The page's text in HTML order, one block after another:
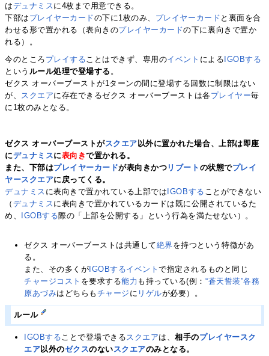
はデュナミス に4枚まで用意できる。
下部は プレイヤーカードの下に1枚のみ、 プレイヤーカード と裏面を合
わせる形で置かれる（表向きのプレイヤーカードの下に裏向きで置か
れる）。
今のところ プレイする ことはできず、専用のイベント によるIGOBする
という ルール処理で登場する 。
ゼクス オーバーブーストが1ターンの間に登場する回数に制限はない
が、
スクエアに存在できるゼクス オーバーブーストは各プレイヤー毎
に1枚のみとなる。
ゼクス オーバーブーストがスクエア 以外に置かれた場合、上部は即座
にデュナミスに表向きで置かれる。
また、下部はプレイヤーカードが表向きかつ リブート の状態でプレイ
ヤースクエアに戻ってくる。
デュナミス に表向きで置かれている上部ではIGOBする ことができない
（ デュナミス に表向きで置かれているカードは既に公開されているた
め、 IGOBする際の「上部を公開する」という行為を満たせない）。
ゼクス オーバーブーストは共通して絶界 を持つという特徴があ
る。
また、その多くが IGOBするイベントで指定されるものと同じ
チャージコスト を要求する能力 も持っている(例： “蒼天誓装”各務
原あづみはどちらも チャージ に リゲルが必要）。
ルール
IGOBすることで登場できるスクエアは、相手のプレイヤースク
エア以外のゼクスのないスクエアのみとなる。